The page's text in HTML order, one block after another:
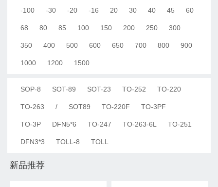
-100 -30 -20 -16 20 30 40 45 60
68 80 85 100 150 200 250 300
350 400 500 600 650 700 800 900
1000 1200 1500
SOP-8 SOT-89 SOT-23 TO-252 TO-220
TO-263 / SOT89 TO-220F TO-3PF
TO-3P DFN5*6 TO-247 TO-263-6L TO-251
DFN3*3 TOLL-8 TOLL
新品推荐